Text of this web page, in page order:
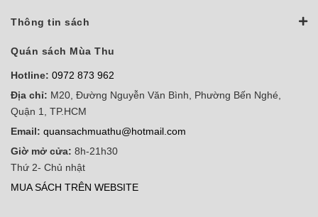
Thông tin sách
Quán sách Mùa Thu
Hotline: 0972 873 962
Địa chỉ: M20, Đường Nguyễn Văn Bình, Phường Bến Nghé,
Quận 1, TP.HCM
Email: quansachmuathu@hotmail.com
Giờ mở cửa: 8h-21h30
Thứ 2- Chủ nhật
MUA SÁCH TRÊN WEBSITE